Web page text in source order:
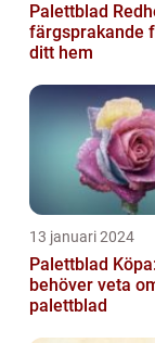
Palettblad
färgsprakande
ditt hem
13 januari 2024
Palettblad
behöver veta
palettblad